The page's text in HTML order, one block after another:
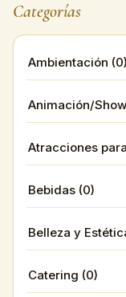
Categorías
Ambientación (0)
Animación/
Atracciones
Bebidas (0)
Belleza y
Catering (0)